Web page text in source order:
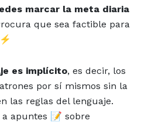
marcar la meta diaria
que sea factible para
es implícito, es decir, los
por sí mismos sin la
las reglas del lenguaje.
apuntes 📝 sobre